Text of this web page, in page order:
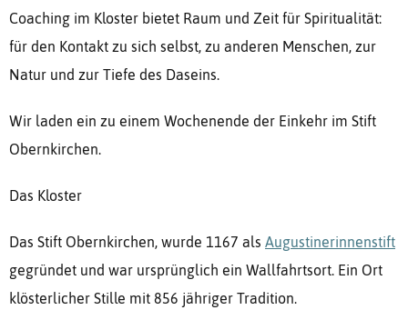
Coaching im Kloster bietet Raum und Zeit für Spiritualität:
für den Kontakt zu sich selbst, zu anderen Menschen, zur
Natur und zur Tiefe des Daseins.
Wir laden ein zu einem Wochenende der Einkehr im Stift
Obernkirchen.
Das Kloster
Das Stift Obernkirchen, wurde 1167 als Augustinerinnenstift
gegründet und war ursprünglich ein Wallfahrtsort. Ein Ort
klösterlicher Stille mit 856 jähriger Tradition.